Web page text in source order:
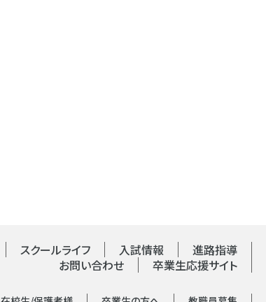
スクールライフ 入試情報
進路指導
お問い合わせ
卒業生応援サイト